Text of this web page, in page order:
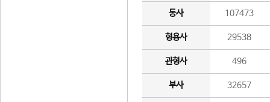
동사 107473
형용사 29538
관형사 496
부사 32657